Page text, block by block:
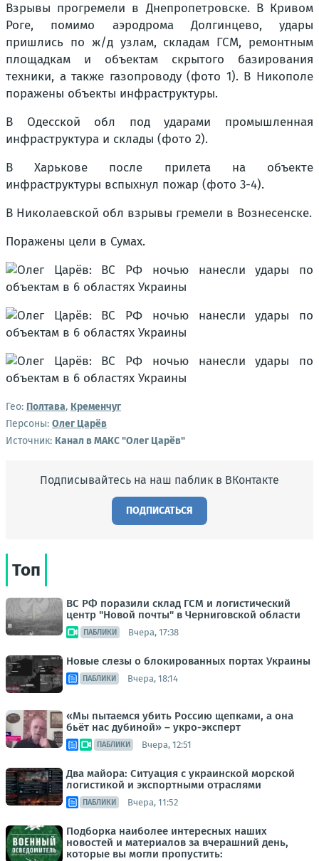
Взрывы прогремели в Днепропетровске. В Кривом
Роге, помимо аэродрома Долгинцево, удары
пришлись по ж/д узлам, складам ГСМ, ремонтным
площадкам и объектам скрытого базирования
техники, а также газопроводу (фото 1). В Никополе
поражены объекты инфраструктуры.
В Одесской обл под ударами промышленная
инфраструктура и склады (фото 2).
В Харькове после прилета на объекте
инфраструктуры вспыхнул пожар (фото 3-4).
В Николаевской обл взрывы гремели в Вознесенске.
Поражены цели в Сумах.
Гео: Полтава, Кременчуг
Персоны: Олег Царёв
Источник: Канал в МАКС "Олег Царёв"
Подписывайтесь на наш паблик в ВКонтакте
ПОДПИСАТЬСЯ
Топ
ВС РФ поразили склад ГСМ и логистический
центр "Новой почты" в Черниговской области
ПАБЛИКИ Вчера, 17:38
Новые слезы о блокированных портах Украины
ПАБЛИКИ Вчера, 18:14
«Мы пытаемся убить Россию щепками, а она
бьёт нас дубиной» – укро-эксперт
ПАБЛИКИ Вчера, 12:51
Два майора: Ситуация с украинской морской
логистикой и экспортными отраслями
ПАБЛИКИ Вчера, 11:52
Подборка наиболее интересных наших
новостей и материалов за вчерашний день,
которые вы могли пропустить: